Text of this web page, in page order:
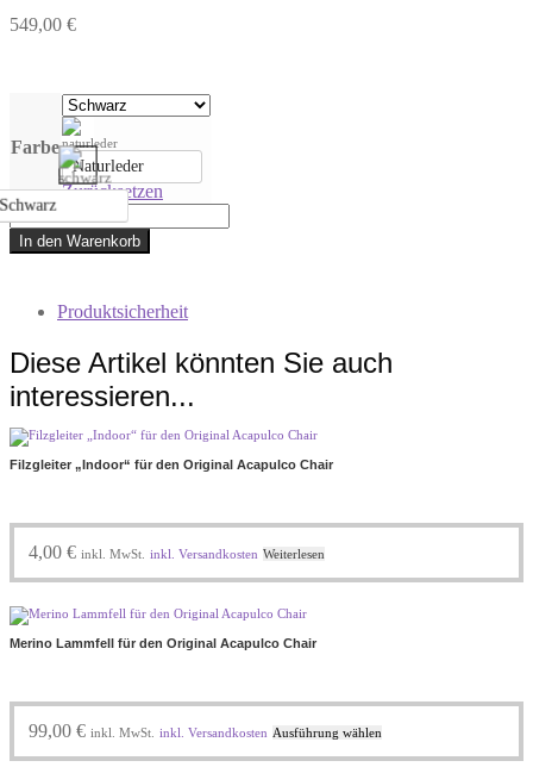
549,00 €
Farbe
Naturleder
Schwarz
Zurücksetzen
Original
Acapulco
Chair
In den Warenkorb
Produktsicherheit
Diese Artikel könnten Sie auch
interessieren...
Filzgleiter „Indoor“ für den Original Acapulco Chair
4,00 € inkl. MwSt. inkl. Versandkosten Weiterlesen
Merino Lammfell für den Original Acapulco Chair
99,00 € inkl. MwSt. inkl. Versandkosten Ausführung wählen